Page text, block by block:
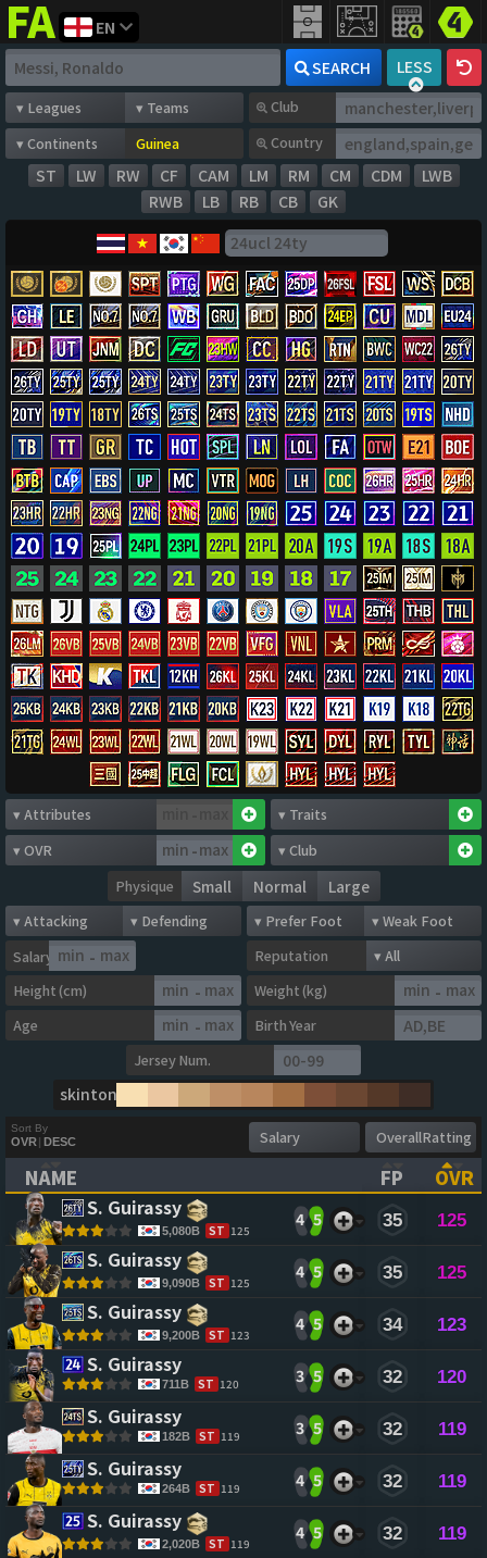
FIFAaddict
EN
SEARCH
LESS
Club
Country
ST LW RW CF CAM LM RM CM CDM
LWB
RWB
LB RB CB GK
-
Physique Small Normal Large
Salary -
Reputation
Height (cm)
- Weight (kg) -
Age -
Birth Year
Jersey Num.
skintone
Sort By
OVR| DESC
NAME
(CLICK TO CLEAR SORTING)
FP
OVR
S. Guirassy
5,080B ST 125
4 5 35 125
S. Guirassy
9,090B ST 125
4 5 35 125
S. Guirassy
9,200B ST 123
4 5 34 123
S. Guirassy
711B ST 120 3 5 32 120
S. Guirassy
182B ST 119 3 5 32 119
S. Guirassy
264B ST 119 4 5 32 119
S. Guirassy
2,020B ST 119
4 5 32 119